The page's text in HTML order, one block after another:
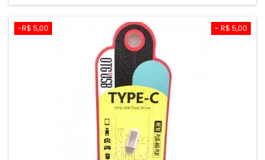
- R$ 5,00
-R$ 5,00